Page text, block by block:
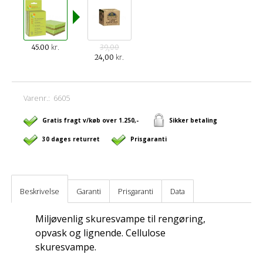
45.00 kr.
39,00
24,00 kr.
Varenr.: 6605
Gratis fragt v/køb over 1.250,- Sikker betaling
30 dages returret Prisgaranti
Beskrivelse Garanti Prisgaranti Data
Miljøvenlig skuresvampe til rengøring,
opvask og lignende. Cellulose
skuresvampe.